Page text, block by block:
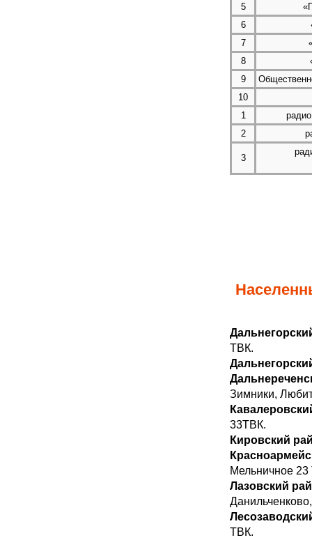
5
6
7
8
9
10
1
2
3
ТВК.
Зимники,
33ТВК.
Кировский
Мельничное
Лазовский
ТВК.